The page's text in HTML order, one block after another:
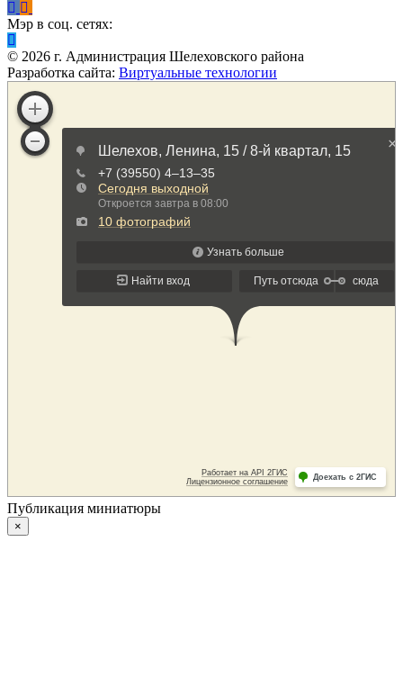
Мэр в соц. сетях:
© 2026 г. Администрация Шелеховского района
Разработка сайта: Виртуальные технологии
Публикация миниатюры
×